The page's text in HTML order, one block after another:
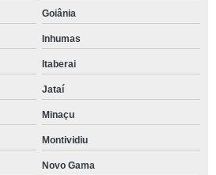
Goiânia
Inhumas
Itaberai
Jataí
Minaçu
Montividiu
Novo Gama